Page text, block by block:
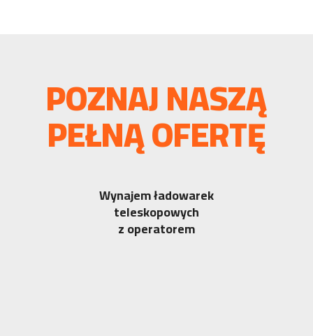
POZNAJ NASZĄ
PEŁNĄ OFERTĘ
Wynajem ładowarek
teleskopowych
z operatorem